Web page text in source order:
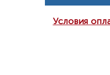
Условия